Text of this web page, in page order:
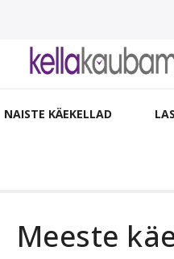
NAISTE KÄEKELLAD
Meeste